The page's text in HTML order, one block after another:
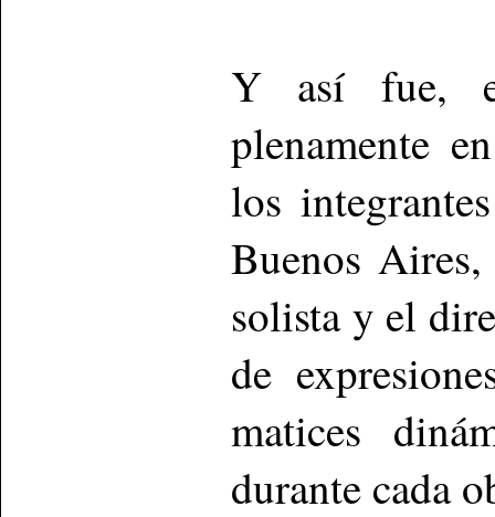
Y así fue,
plenamente
los
Buenos
solista y el
de
matices
durante cada